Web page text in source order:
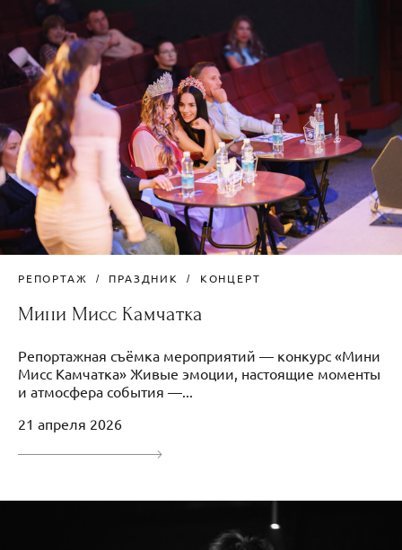
РЕПОРТАЖ ПРАЗДНИК КОНЦЕРТ
Мини Мисс Камчатка
Репортажная съёмка мероприятий — конкурс «Мини
Мисс Камчатка» Живые эмоции, настоящие моменты
и атмосфера события —...
21 апреля 2026